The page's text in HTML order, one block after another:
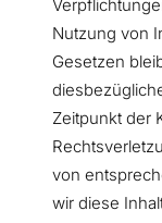
Nutzung von
Gesetzen
Zeitpunkt der
von
wir diese